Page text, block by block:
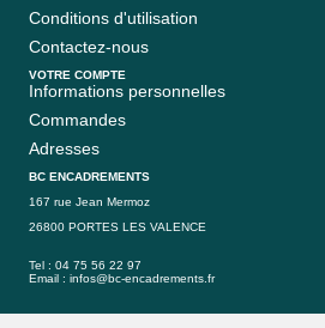
Conditions d'utilisation
Contactez-nous
VOTRE COMPTE
Informations personnelles
Commandes
Adresses
BC ENCADREMENTS
167 rue Jean Mermoz
26800 PORTES LES VALENCE
Tel : 04 75 56 22 97
Email : infos@bc-encadrements.fr